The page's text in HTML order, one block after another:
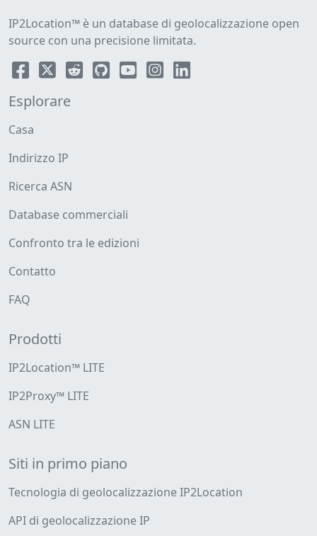
IP2Location™ è un database di geolocalizzazione open
source con una precisione limitata.
Esplorare
Casa
Indirizzo IP
Ricerca ASN
Database commerciali
Confronto tra le edizioni
Contatto
FAQ
Prodotti
IP2Location™ LITE
IP2Proxy™ LITE
ASN LITE
Siti in primo piano
Tecnologia di geolocalizzazione IP2Location
API di geolocalizzazione IP